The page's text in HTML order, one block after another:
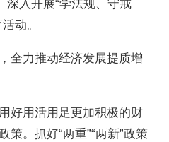
深入开展“学法规、守戒
动。
力推动经济发展提质增
用活用足更加积极的财
。抓好“两重”“两新”政策